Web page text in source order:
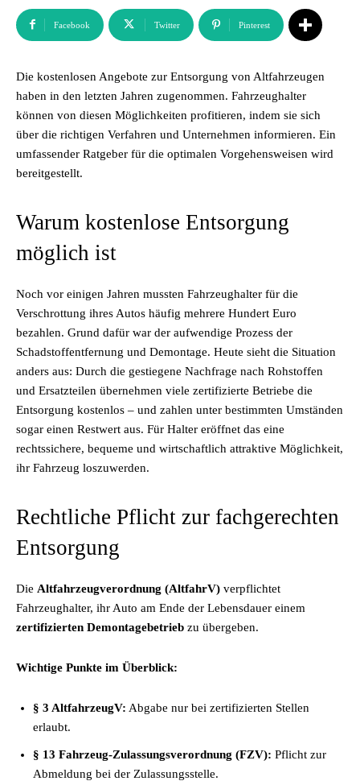
Facebook Twitter Pinterest
Die kostenlosen Angebote zur Entsorgung von Altfahrzeugen
haben in den letzten Jahren zugenommen. Fahrzeughalter
können von diesen Möglichkeiten profitieren, indem sie sich
über die richtigen Verfahren und Unternehmen informieren. Ein
umfassender Ratgeber für die optimalen Vorgehensweisen wird
bereitgestellt.
Warum kostenlose Entsorgung
möglich ist
Noch vor einigen Jahren mussten Fahrzeughalter für die
Verschrottung ihres Autos häufig mehrere Hundert Euro
bezahlen. Grund dafür war der aufwendige Prozess der
Schadstoffentfernung und Demontage. Heute sieht die Situation
anders aus: Durch die gestiegene Nachfrage nach Rohstoffen
und Ersatzteilen übernehmen viele zertifizierte Betriebe die
Entsorgung kostenlos – und zahlen unter bestimmten Umständen
sogar einen Restwert aus. Für Halter eröffnet das eine
rechtssichere, bequeme und wirtschaftlich attraktive Möglichkeit,
ihr Fahrzeug loszuwerden.
Rechtliche Pflicht zur fachgerechten
Entsorgung
Die Altfahrzeugverordnung (AltfahrV) verpflichtet
Fahrzeughalter, ihr Auto am Ende der Lebensdauer einem
zertifizierten Demontagebetrieb zu übergeben.
Wichtige Punkte im Überblick:
§ 3 AltfahrzeugV: Abgabe nur bei zertifizierten Stellen
erlaubt.
§ 13 Fahrzeug-Zulassungsverordnung (FZV): Pflicht zur
Abmeldung bei der Zulassungsstelle.